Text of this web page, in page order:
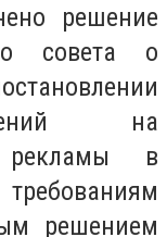
решение
совета о
на
рекламы в
решением